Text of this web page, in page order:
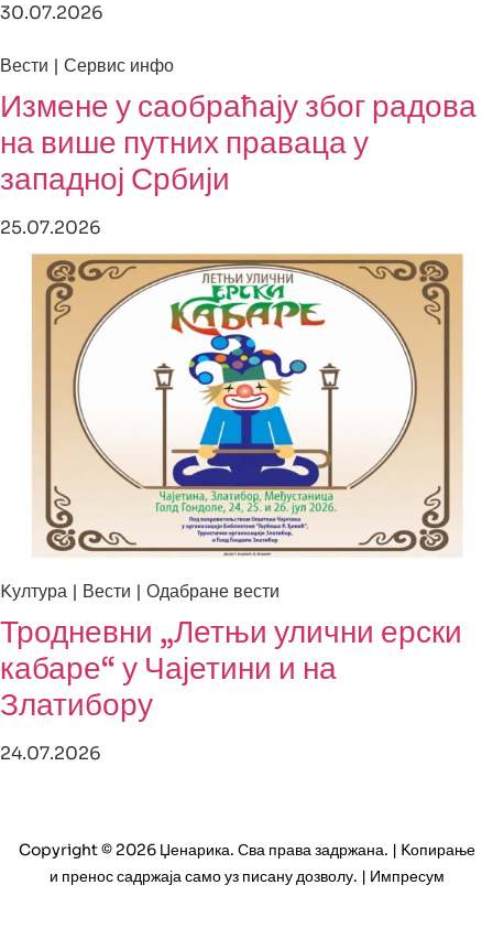
30.07.2026
Вести | Сервис инфо
Измене у саобраћају због радова
на више путних праваца у
западној Србији
25.07.2026
Kултура | Вести | Одабране вести
Тродневни „Летњи улични ерски
кабаре“ у Чајетини и на
Златибору
24.07.2026
Copyright © 2026 Џенарика. Сва права задржана. | Kопирање
и пренос садржаја само уз писану дозволу. | Импресум